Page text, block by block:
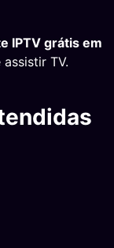
IPTV grátis em
TV.